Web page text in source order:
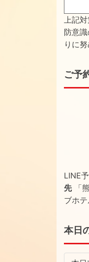
上記
防意
りに
ご予
LINE
先「
ブホ
本日